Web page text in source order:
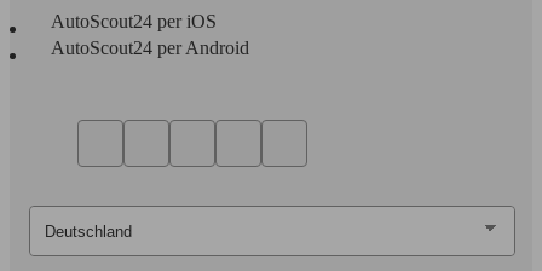
AutoScout24 per iOS
AutoScout24 per Android